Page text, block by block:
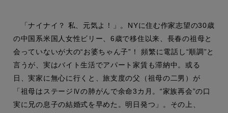
「ナイナイ？ 私、元気よ！」。NYに住む作家志望の30歳
の中国系米国人女性ビリー、6歳で移住以来、長春の祖母と
会っていないが大の“お婆ちゃん子”！ 頻繁に電話し“順調”と
言うが、実はバイト生活でアパート家賃も滞納中。或る
日、実家に無心に行くと、旅支度の父（祖母の二男）が
「祖母はステージⅣの肺がんで余命3カ月。“家族再会”の口
実に兄の息子の結婚式を早めた。明日発つ」。その上、